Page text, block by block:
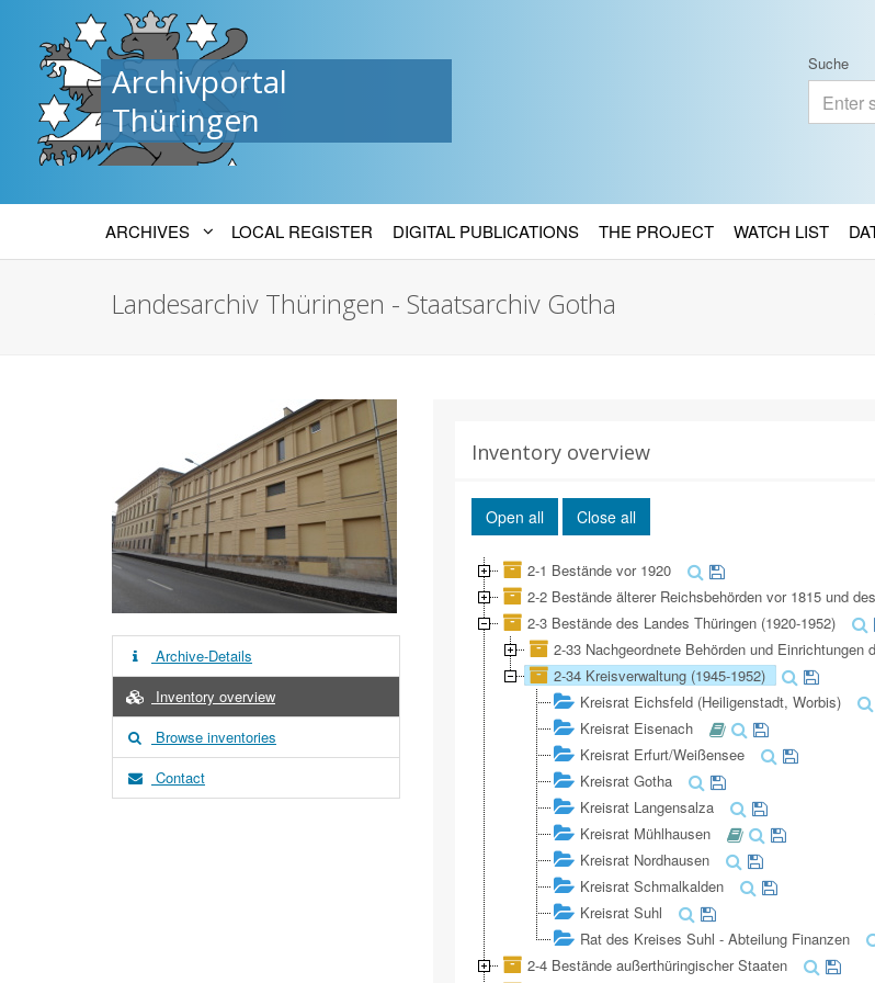
Archivportal
Thüringen
Suche
ARCHIVES LOCAL REGISTER DIGITAL PUBLICATIONS THE PROJECT WATCH LIST
Landesarchiv Thüringen - Staatsarchiv Gotha
Archive-Details
Inventory overview
Browse inventories
Contact
Inventory overview
Open all Close all
2-1 Bestände vor 1920
2-2 Bestände älterer Reichsbehörden vor 1815 und
2-3 Bestände des Landes Thüringen (1920-1952)
2-33 Nachgeordnete Behörden und Einrichtungen
2-34 Kreisverwaltung (1945-1952)
Kreisrat Eichsfeld (Heiligenstadt, Worbis)
Kreisrat Eisenach
Kreisrat Erfurt/Weißensee
Kreisrat Gotha
Kreisrat Langensalza
Kreisrat Mühlhausen
Kreisrat Nordhausen
Kreisrat Schmalkalden
Kreisrat Suhl
Rat des Kreises Suhl - Abteilung Finanzen
2-4 Bestände außerthüringischer Staaten